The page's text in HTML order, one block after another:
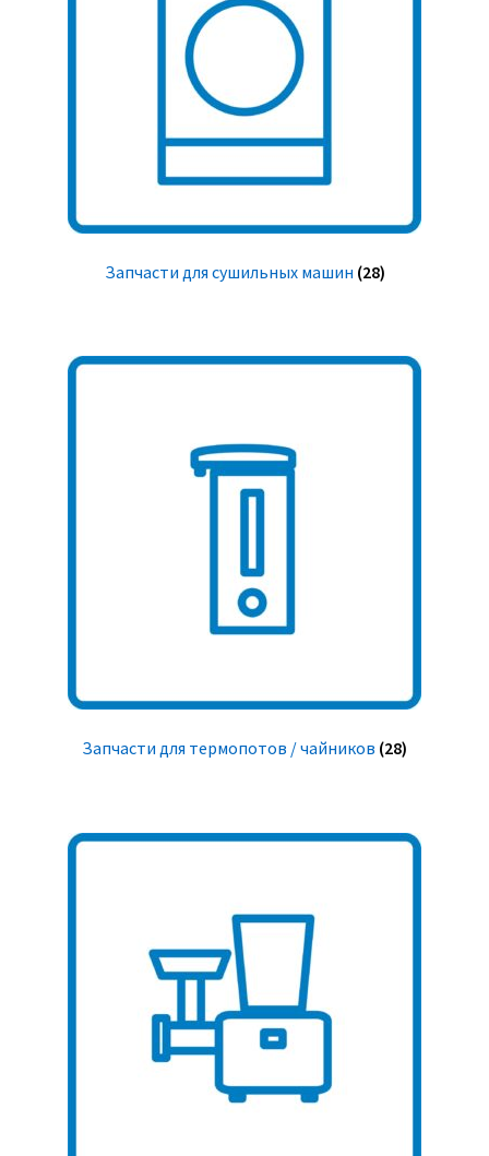
Запчасти для сушильных машин (28)
Запчасти для термопотов / чайников (28)